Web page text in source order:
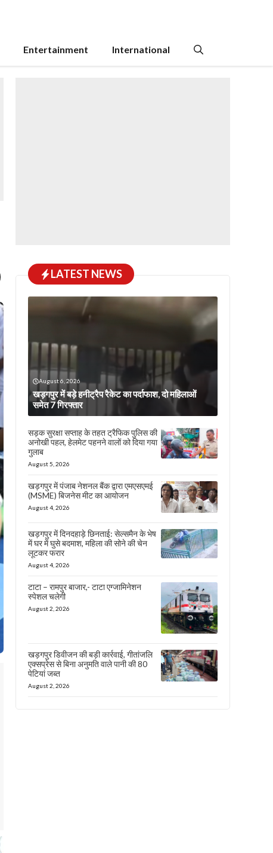
Entertainment International
LATEST NEWS
August 6, 2026
खड़गपुर में बड़े हनीट्रैप रैकेट का पर्दाफाश, दो महिलाओं
समेत 7 गिरफ्तार
सड़क सुरक्षा सप्ताह के तहत ट्रैफिक पुलिस की
अनोखी पहल, हेलमेट पहनने वालों को दिया गया
गुलाब
August 5, 2026
खड़गपुर में पंजाब नेशनल बैंक द्वारा एमएसएमई
(MSME) बिजनेस मीट का आयोजन
August 4, 2026
खड़गपुर में दिनदहाड़े छिनताई: सेल्समैन के भेष
में घर में घुसे बदमाश, महिला की सोने की चेन
लूटकर फरार
August 4, 2026
टाटा – रामपुर बाजार,- टाटा एग्जामिनेशन
स्पेशल चलेगी
August 2, 2026
खड़गपुर डिवीजन की बड़ी कार्रवाई, गीतांजलि
एक्सप्रेस से बिना अनुमति वाले पानी की 80
पेटियां जब्त
August 2, 2026